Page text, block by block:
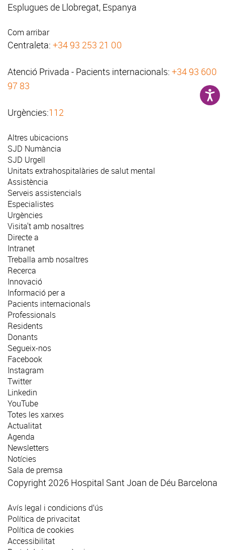
Esplugues de Llobregat, Espanya
Com arribar
Centraleta: +34 93 253 21 00
Atenció Privada - Pacients internacionals: +34 93 600
97 83
Urgències:112
Altres ubicacions
SJD Numància
SJD Urgell
Unitats extrahospitalàries de salut mental
Assistència
Serveis assistencials
Especialistes
Urgències
Visita't amb nosaltres
Directe a
Intranet
Treballa amb nosaltres
Recerca
Innovació
Informació per a
Pacients internacionals
Professionals
Residents
Donants
Segueix-nos
Facebook
Instagram
Twitter
Linkedin
YouTube
Totes les xarxes
Actualitat
Agenda
Newsletters
Notícies
Sala de premsa
Copyright 2026 Hospital Sant Joan de Déu Barcelona
Avís legal i condicions d’ús
Política de privacitat
Política de cookies
Accessibilitat